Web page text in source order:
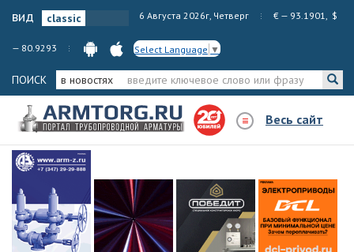
вид 6 Августа 2026г, Четверг € — 93.1901, $
— 80.9293 Select Language ▼
ПОИСК в новостях
Весь сайт